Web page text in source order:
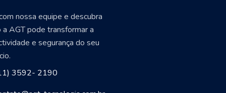
nossa equipe e descubra
a AGT pode transformar a
e segurança do seu
3592- 2190